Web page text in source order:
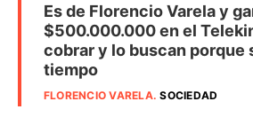
Es de Florencio Varela y
$500.000.000 en el
cobrar y lo buscan porque
tiempo
FLORENCIO VARELA.SOCIEDAD